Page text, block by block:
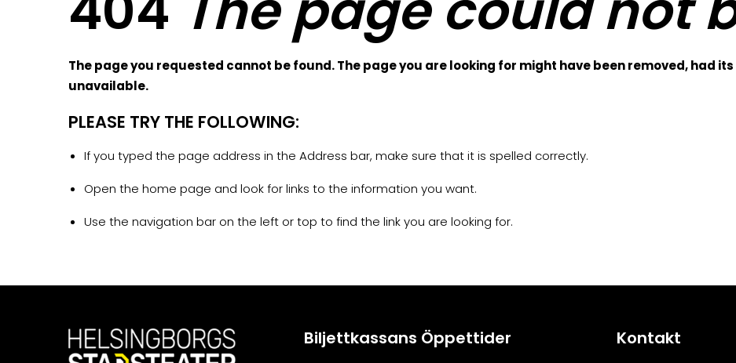
The page you requested cannot be found. The page you are looking for might have been removed, had
unavailable.
PLEASE TRY THE FOLLOWING:
If you typed the page address in the Address bar, make sure that it is spelled correctly.
Open the home page and look for links to the information you want.
Use the navigation bar on the left or top to find the link you are looking for.
Biljettkassans Öppettider Kontakt